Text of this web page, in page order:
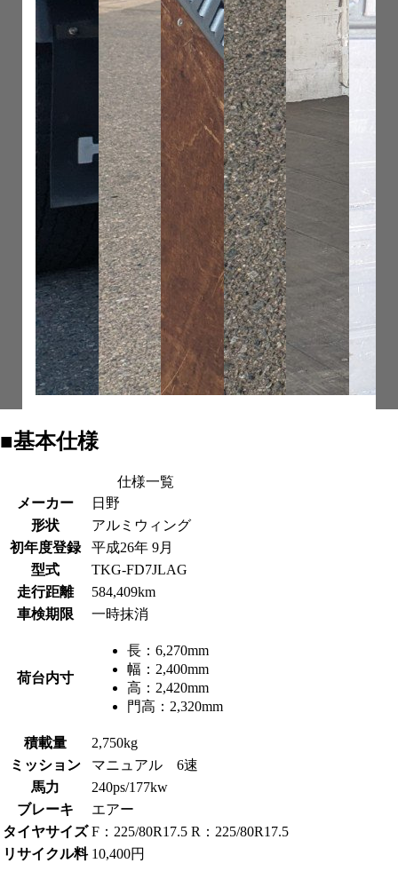
■基本仕様
仕様一覧
メーカー
日野
形状
アルミウィング
初年度登録
平成26年 9月
型式
TKG-FD7JLAG
走行距離
584,409km
車検期限
一時抹消
荷台内寸
長： 6,270mm
幅： 2,400mm
高： 2,420mm
門高： 2,320mm
積載量
2,750kg
ミッション
マニュアル 6速
馬力
240ps/177kw
ブレーキ
エアー
タイヤサイズ F：225/80R17.5 R：225/80R17.5
リサイクル料 10,400円